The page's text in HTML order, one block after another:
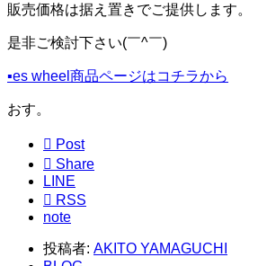
販売価格は据え置きでご提供します。
是非ご検討下さい(￣^￣)ゞ
▪️es wheel商品ページはコチラから
おす。
 Post
 Share
LINE
 RSS
note
投稿者: AKITO YAMAGUCHI